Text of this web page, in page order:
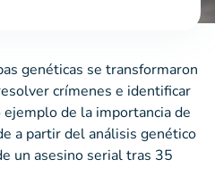
genéticas se transformaron
crímenes e identificar
de la importancia de
a partir del análisis genético
un asesino serial tras 35